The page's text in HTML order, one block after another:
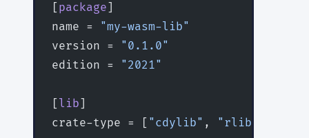
[ package ]
name = "my-wasm-lib"
version = "0.1.0"
edition = "2021"
[ lib ]
crate-type = [ "cdylib" , "rlib"